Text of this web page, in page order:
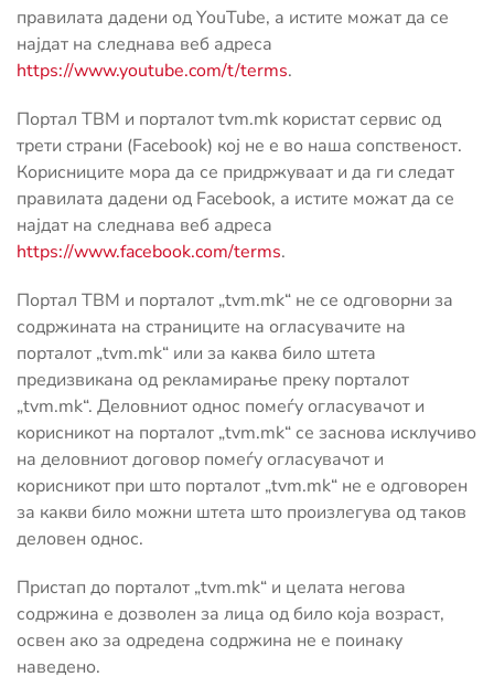
правилата дадени од YouTube, а истите можат да се
најдат на следнава веб адреса
https://www.youtube.com/t/terms.
Портал ТВМ и порталот tvm.mk користат сервис од
трети страни (Facebook) кој не е во наша сопственост.
Корисниците мора да се придржуваат и да ги следат
правилата дадени од Facebook, а истите можат да се
најдат на следнава веб адреса
https://www.facebook.com/terms.
Портал ТВМ и порталот „tvm.mk“ не се одговорни за
содржината на страниците на огласувачите на
порталот „tvm.mk“ или за каква било штета
предизвикана од рекламирање преку порталот
„tvm.mk“. Деловниот однос помеѓу огласувачот и
корисникот на порталот „tvm.mk“ се заснова исклучиво
на деловниот договор помеѓу огласувачот и
корисникот при што порталот „tvm.mk“ не е одговорен
за какви било можни штета што произлегува од таков
деловен однос.
Пристап до порталот „tvm.mk“ и целата негова
содржина е дозволен за лица од било која возраст,
освен ако за одредена содржина не е поинаку
наведено.